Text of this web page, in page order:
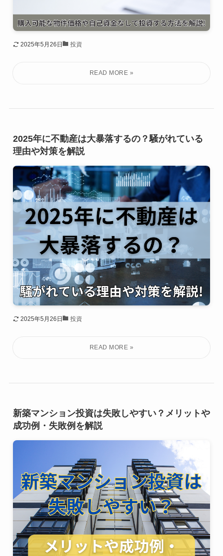
2025年5月26日 投資
2025年に不動産は大暴落するの？騒がれている
理由や対策を解説
2025年5月26日 投資
新築マンション投資は失敗しやすい？メリットや
成功例・失敗例を解説